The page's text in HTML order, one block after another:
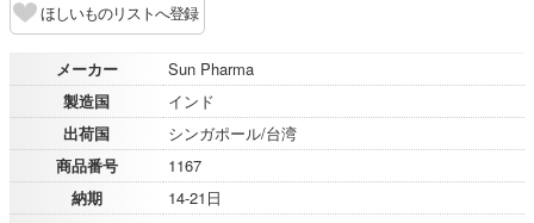
ほしいものリストへ登録
メーカー
Sun Pharma
製造国
インド
出荷国
シンガポール/台湾
商品番号
1167
納期
14-21日